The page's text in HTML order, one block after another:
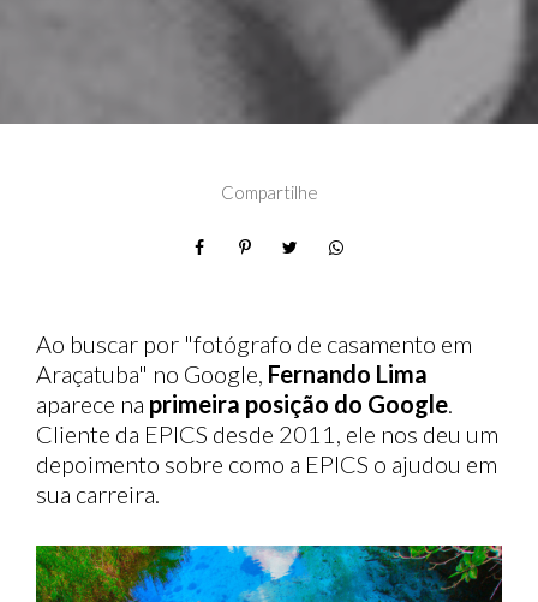
Compartilhe
Ao buscar por "fotógrafo de casamento em
Araçatuba" no Google, Fernando Lima
aparece na primeira posição do Google.
Cliente da EPICS desde 2011, ele nos deu um
depoimento sobre como a EPICS o ajudou em
sua carreira.